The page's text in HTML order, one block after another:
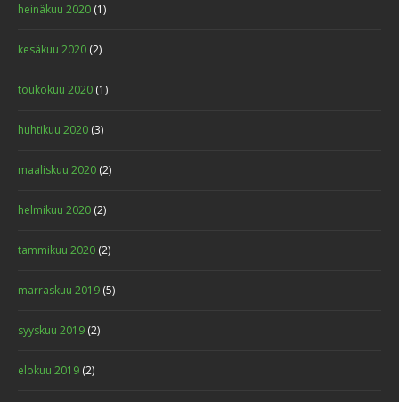
heinäkuu 2020 (1)
kesäkuu 2020 (2)
toukokuu 2020 (1)
huhtikuu 2020 (3)
maaliskuu 2020 (2)
helmikuu 2020 (2)
tammikuu 2020 (2)
marraskuu 2019 (5)
syyskuu 2019 (2)
elokuu 2019 (2)